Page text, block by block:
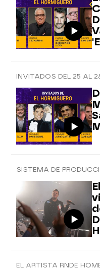
INVITADOS DEL 25 AL